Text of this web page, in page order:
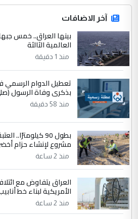
التعليق : قرار مستعجل جدا
للوزاره ولا للمواطن القرار
الاستماع للمدير ومغرفة ...
الموضوع :
وزير الصحة يعفي
العام في بغداد
سردار
التعليق : واحد من عصابة علي
جنسية الرافد الثالث للعراق
ابا فرات ...
الموضوع :
الجواهري يرد على
مضجعيك يابن الزنا (نص كامل)
سردار
التعليق : واحد من عصابة علي
جنسية الرافد الثالث للعراق
آخر الاضافات
بينها العراق.. خمس
العالمية الثالثة
منذ 1 دقيقة
تعطيل الدوام الرسمي
بذكرى وفاة الرسول
منذ 58 دقيقة
بطول 90
مشروع لإنشاء حزام
منذ 2 ساعة
العراق يتفاوض مع
الأمريكية لبناء خط أنابيب بقيمة
منذ 2 ساعة